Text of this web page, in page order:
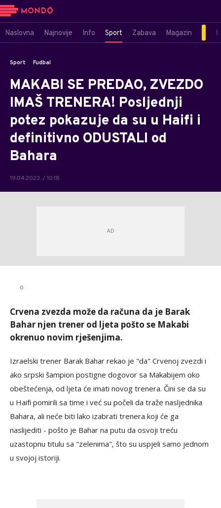
Naslovna Najnovije Info Sport Zabava Magazin
Sport Fudbal
MAKABI SE PREDAO, ZVEZDO
IMAŠ TRENERA! Posljednji
potez pokazuje da su u Haifi i
definitivno ODUSTALI od
Bahara
19.04.2023. / 10:18
AUTOR
0
Crvena zvezda može da računa da je Barak
Bahar njen trener od ljeta pošto se Makabi
okrenuo novim rješenjima.
Izraelski trener Barak Bahar rekao je "da" Crvenoj zvezdi i
ako srpski šampion postigne dogovor sa Makabijem oko
obeštećenja, od ljeta će imati novog trenera. Čini se da su
u Haifi pomirili sa time i već su počeli da traže nasljednika
Bahara, ali neće biti lako izabrati trenera koji će ga
naslijediti - pošto je Bahar na putu da osvoji treću
uzastopnu titulu sa "zelenima", što su uspjeli samo jednom
u svojoj istoriji.